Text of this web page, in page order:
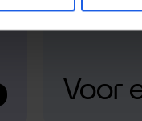
Voor